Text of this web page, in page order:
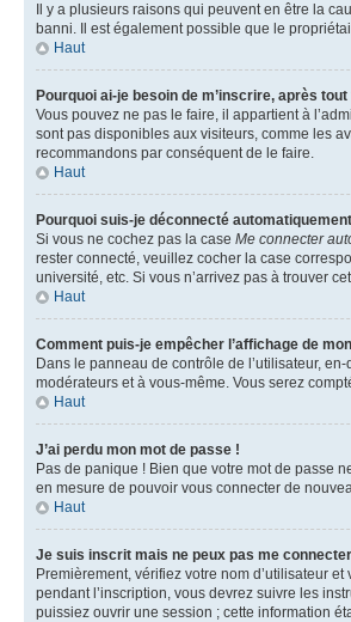
Il y a plusieurs raisons qui peuvent en être la
banni. Il est également possible que le
Haut
Pourquoi ai-je besoin de m’inscrire, après tout
Vous pouvez ne pas le faire, il appartient à
sont pas disponibles aux visiteurs, comme les
recommandons par conséquent de le faire.
Haut
Pourquoi suis-je déconnecté
Si vous ne cochez pas la case Me connecter
rester connecté, veuillez cocher la case
université, etc. Si vous n’arrivez pas à trouver
Haut
Comment puis-je empêcher l’affichage de
Dans le panneau de contrôle de l’utilisateur,
modérateurs et à vous-même. Vous serez
Haut
J’ai perdu mon mot de passe !
Pas de panique ! Bien que votre mot de passe
en mesure de pouvoir vous connecter de
Haut
Je suis inscrit mais ne peux pas me
Premièrement, vérifiez votre nom d’utilisateur
pendant l’inscription, vous devrez suivre les
puissiez ouvrir une session ; cette information